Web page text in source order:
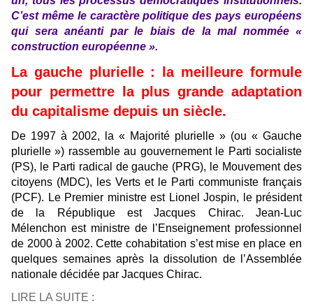
C’est même le caractère politique des pays européens
qui sera anéanti par le biais de la mal nommée «
construction européenne ».
La gauche plurielle : la meilleure formule
pour permettre la plus grande adaptation
du capitalisme depuis un siècle.
De 1997 à 2002, la « Majorité plurielle » (ou « Gauche
plurielle ») rassemble au gouvernement le Parti socialiste
(PS), le Parti radical de gauche (PRG), le Mouvement des
citoyens (MDC), les Verts et le Parti communiste français
(PCF). Le Premier ministre est Lionel Jospin, le président
de la République est Jacques Chirac. Jean-Luc
Mélenchon est ministre de l’Enseignement professionnel
de 2000 à 2002. Cette cohabitation s’est mise en place en
quelques semaines après la dissolution de l’Assemblée
nationale décidée par Jacques Chirac.
LIRE LA SUITE :